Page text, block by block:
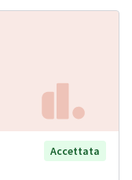
Accettata